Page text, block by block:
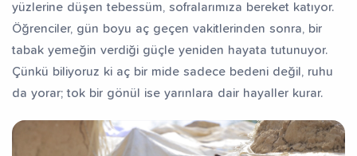
yüzlerine düşen tebessüm, sofralarımıza bereket katıyor.
Öğrenciler, gün boyu aç geçen vakitlerinden sonra, bir
tabak yemeğin verdiği güçle yeniden hayata tutunuyor.
Çünkü biliyoruz ki aç bir mide sadece bedeni değil, ruhu
da yorar; tok bir gönül ise yarınlara dair hayaller kurar.